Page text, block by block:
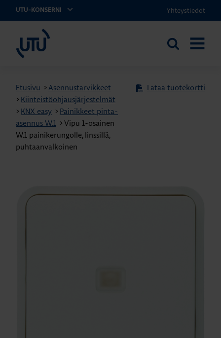
UTU-KONSERNI Yhteystiedot
Etsi
Etusivu >Asennustarvikkeet
> Kiinteistöohjausjärjestelmät
> KNX easy > Painikkeet pinta-
asennus W.1 >Vipu 1-osainen
W.1 painikerungolle, linssillä,
puhtaanvalkoinen
Lataa tuotekortti